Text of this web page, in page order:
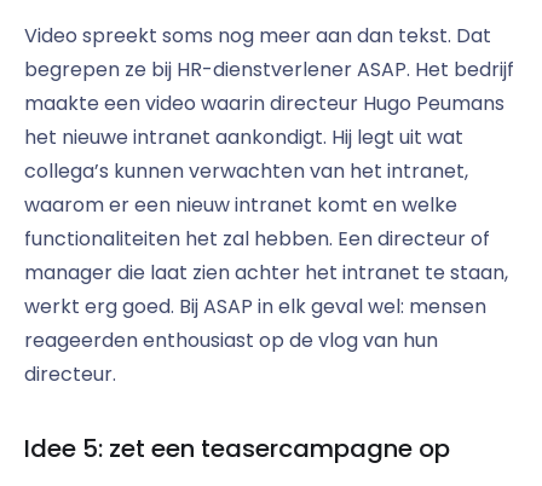
Video spreekt soms nog meer aan dan tekst. Dat
begrepen ze bij HR-dienstverlener ASAP. Het bedrijf
maakte een video waarin directeur Hugo Peumans
het nieuwe intranet aankondigt. Hij legt uit wat
collega’s kunnen verwachten van het intranet,
waarom er een nieuw intranet komt en welke
functionaliteiten het zal hebben. Een directeur of
manager die laat zien achter het intranet te staan,
werkt erg goed. Bij ASAP in elk geval wel: mensen
reageerden enthousiast op de vlog van hun
directeur.
Idee 5: zet een teasercampagne op